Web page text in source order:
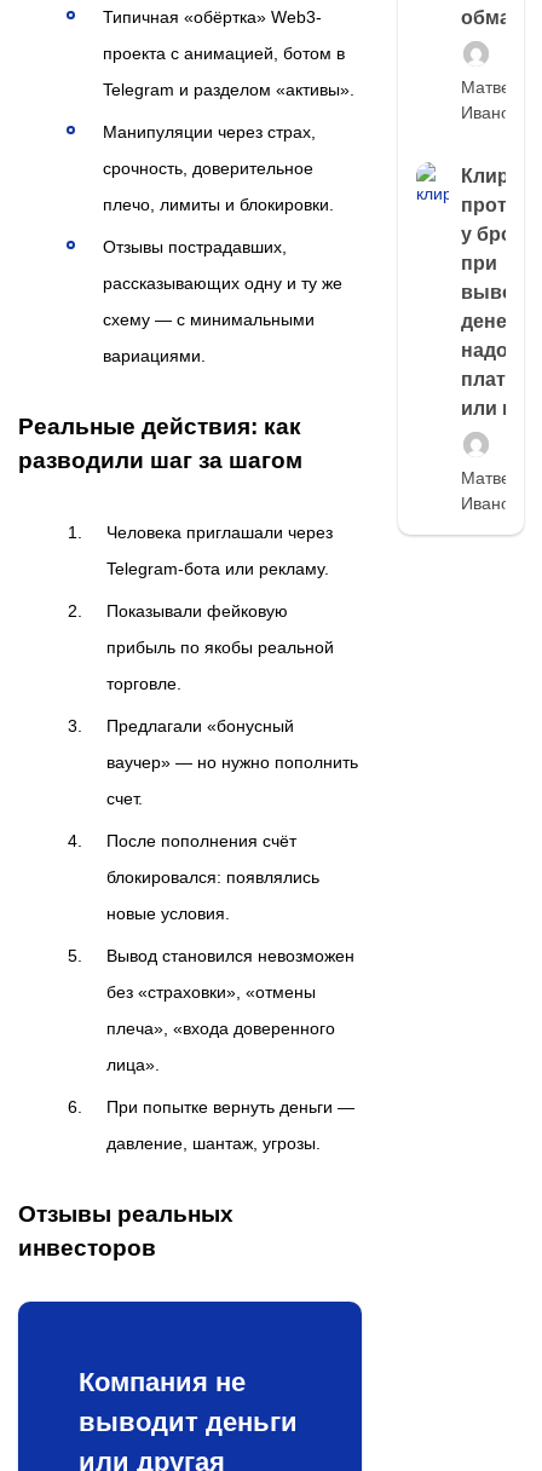
Типичная «обёртка» Web3-
проекта с анимацией, ботом в
Telegram и разделом «активы».
Манипуляции через страх,
срочность, доверительное
плечо, лимиты и блокировки.
Отзывы пострадавших,
рассказывающих одну и ту же
схему — с минимальными
вариациями.
Реальные действия: как
разводили шаг за шагом
Человека приглашали через
Telegram-бота или рекламу.
Показывали фейковую
прибыль по якобы реальной
торговле.
Предлагали «бонусный
ваучер» — но нужно пополнить
счет.
После пополнения счёт
блокировался: появлялись
новые условия.
Вывод становился невозможен
без «страховки», «отмены
плеча», «входа доверенного
лица».
При попытке вернуть деньги —
давление, шантаж, угрозы.
Отзывы реальных
инвесторов
Компания не
выводит деньги
или другая
обман?
Матвей
Иванов
Клиринг
у
при
выводе
денег,
надо
платить
или
Матвей
Иванов